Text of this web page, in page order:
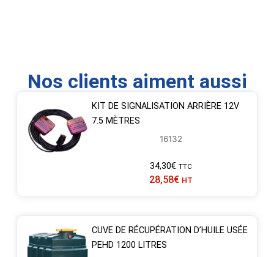
Nos clients aiment aussi
KIT DE SIGNALISATION ARRIÈRE 12V
7.5 MÈTRES
16132
34,30€ TTC
28,58€ HT
CUVE DE RÉCUPÉRATION D’HUILE USÉE
PEHD 1200 LITRES